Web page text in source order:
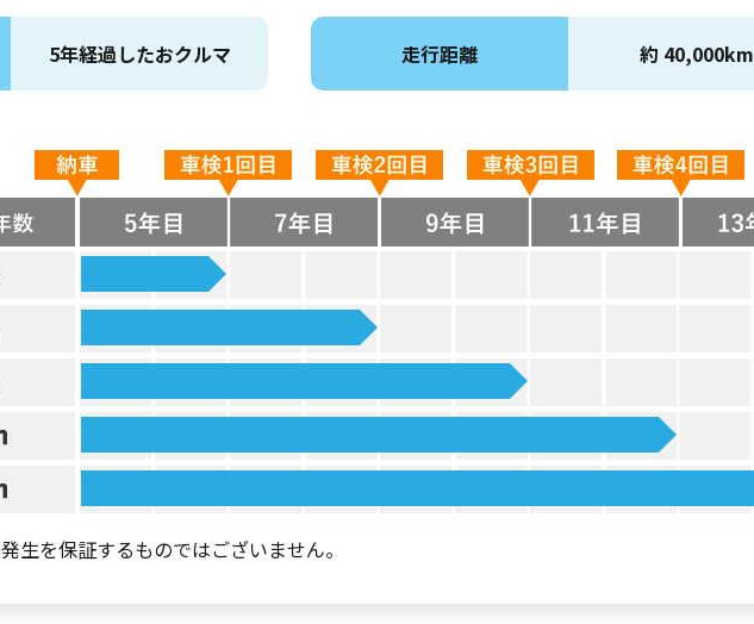
5年経過したおクルマ 走行距離 約 40,000km
生を保証するものではございません。